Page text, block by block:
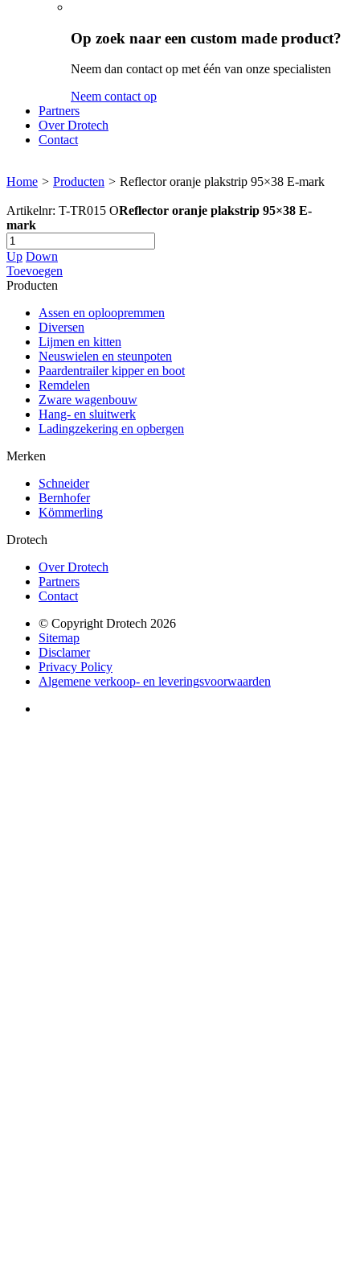
Op zoek naar een custom made product?
Neem dan contact op met één van onze specialisten
Neem contact op
Partners
Over Drotech
Contact
Home > Producten > Reflector oranje plakstrip 95×38 E-mark
Artikelnr: T-TR015 OReflector oranje plakstrip 95×38 E-
mark
Up Down
Toevoegen
Producten
Assen en oploopremmen
Diversen
Lijmen en kitten
Neuswielen en steunpoten
Paardentrailer kipper en boot
Remdelen
Zware wagenbouw
Hang- en sluitwerk
Ladingzekering en opbergen
Merken
Schneider
Bernhofer
Kömmerling
Drotech
Over Drotech
Partners
Contact
© Copyright Drotech 2026
Sitemap
Disclamer
Privacy Policy
Algemene verkoop- en leveringsvoorwaarden